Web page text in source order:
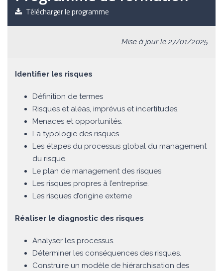
Télécharger le programme
Mise à jour le 27/01/2025
Identifier les risques
Définition de termes
Risques et aléas, imprévus et incertitudes.
Menaces et opportunités.
La typologie des risques.
Les étapes du processus global du management
du risque.
Le plan de management des risques
Les risques propres à l’entreprise.
Les risques d’origine externe
Réaliser le diagnostic des risques
Analyser les processus.
Déterminer les conséquences des risques.
Construire un modèle de hiérarchisation des